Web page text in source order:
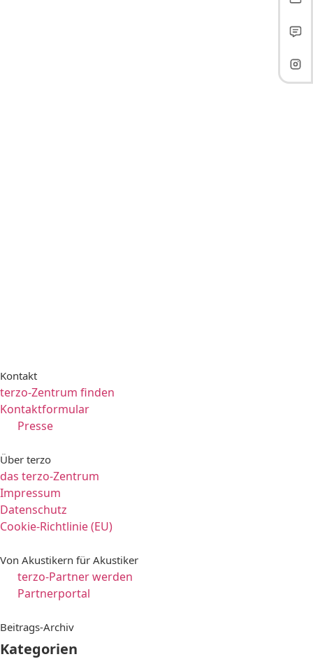
Kontakt
terzo-Zentrum finden
Kontaktformular
Presse
Über terzo
das terzo-Zentrum
Impressum
Datenschutz
Cookie-Richtlinie (EU)
Von Akustikern für Akustiker
terzo-Partner werden
Partnerportal
Beitrags-Archiv
Kategorien